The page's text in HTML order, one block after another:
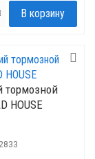
тормозной
HOUSE